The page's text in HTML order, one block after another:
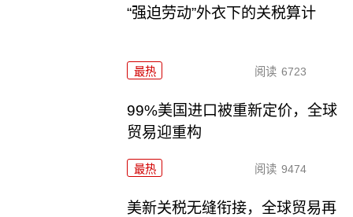
“强迫劳动”外衣下的关税算计
最热 阅读 6723
99%美国进口被重新定价，全球
贸易迎重构
最热 阅读 9474
美新关税无缝衔接，全球贸易再